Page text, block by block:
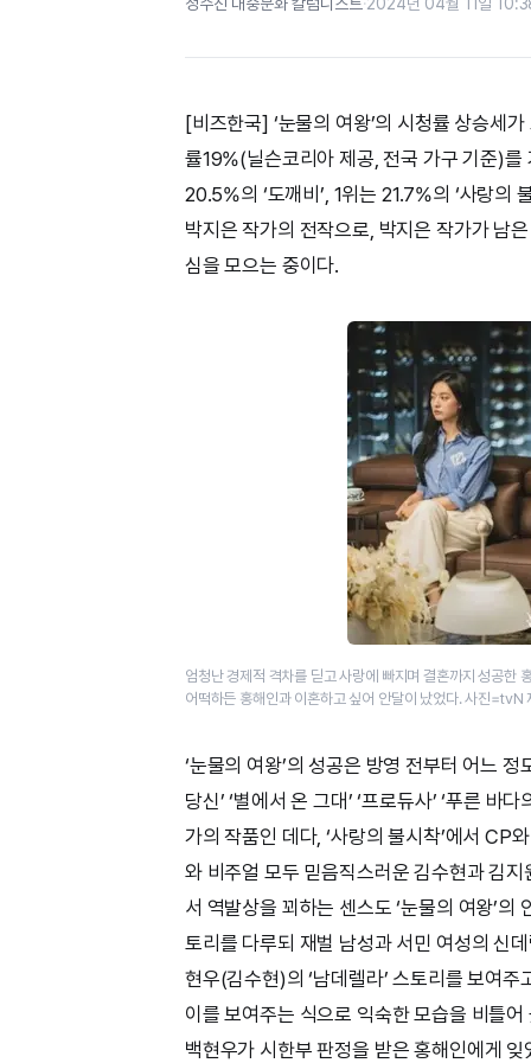
정수진 대중문화 칼럼니스트·2024년 04월 11일
[비즈한국] ‘눈물의 여왕’의 시청률 상승세
률19%(닐슨코리아 제공, 전국 가구 기준)
20.5%의 ‘도깨비’, 1위는 21.7%의 ‘사랑의
박지은 작가의 전작으로, 박지은 작가가 남
심을 모으는 중이다.
엄청난 경제적 격차를 딛고 사랑에 빠지며 결혼까지 성공한
어떡하든 홍해인과 이혼하고 싶어 안달이 났었다. 사진=tvN
‘눈물의 여왕’의 성공은 방영 전부터 어느 정
당신’ ‘별에서 온 그대’ ‘프로듀사’ ‘푸른 바
가의 작품인 데다, ‘사랑의 불시착’에서 CP
와 비주얼 모두 믿음직스러운 김수현과 김지
서 역발상을 꾀하는 센스도 ‘눈물의 여왕’
토리를 다루되 재벌 남성과 서민 여성의 신
현우(김수현)의 ‘남데렐라’ 스토리를 보여
이를 보여주는 식으로 익숙한 모습을 비틀
백현우가 시한부 판정을 받은 홍해인에게